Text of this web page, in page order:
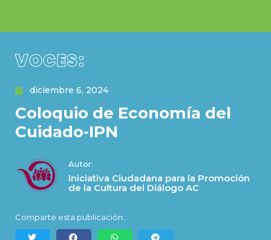
VOCES:
diciembre 6, 2024
Coloquio de Economía del
Cuidado-IPN
Autor:
Iniciativa Ciudadana para la Promoción
de la Cultura del Diálogo AC
Comparte esta publicación: